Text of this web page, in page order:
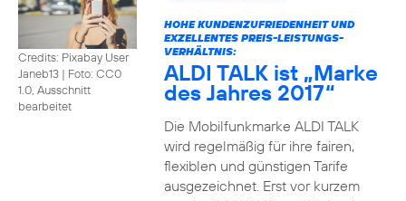
Credits: Pixabay User
Janeb13 | Foto: CC0
1.0, Ausschnitt
bearbeitet
HOHE KUNDENZUFRIEDENHEIT UND
EXZELLENTES PREIS-LEISTUNGS-
VERHÄLTNIS:
ALDI TALK ist „Marke
des Jahres 2017“
Die Mobilfunkmarke ALDI TALK
wird regelmäßig für ihre fairen,
flexiblen und günstigen Tarife
ausgezeichnet. Erst vor kurzem